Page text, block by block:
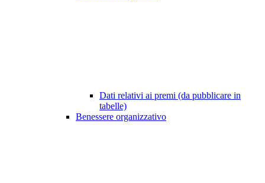
Dati relativi ai premi (da pubblicare in
tabelle)
Benessere organizzativo